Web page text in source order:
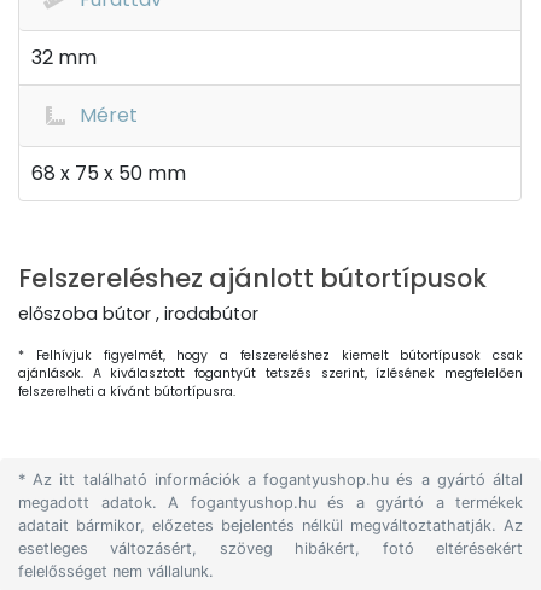
32 mm
Méret
68 x 75 x 50 mm
Felszereléshez ajánlott bútortípusok
előszoba bútor , irodabútor
* Felhívjuk figyelmét, hogy a felszereléshez kiemelt bútortípusok csak
ajánlások. A kiválasztott fogantyút tetszés szerint, ízlésének megfelelően
felszerelheti a kívánt bútortípusra.
* Az itt található információk a fogantyushop.hu és a gyártó által
megadott adatok. A fogantyushop.hu és a gyártó a termékek
adatait bármikor, előzetes bejelentés nélkül megváltoztathatják. Az
esetleges változásért, szöveg hibákért, fotó eltérésekért
felelősséget nem vállalunk.